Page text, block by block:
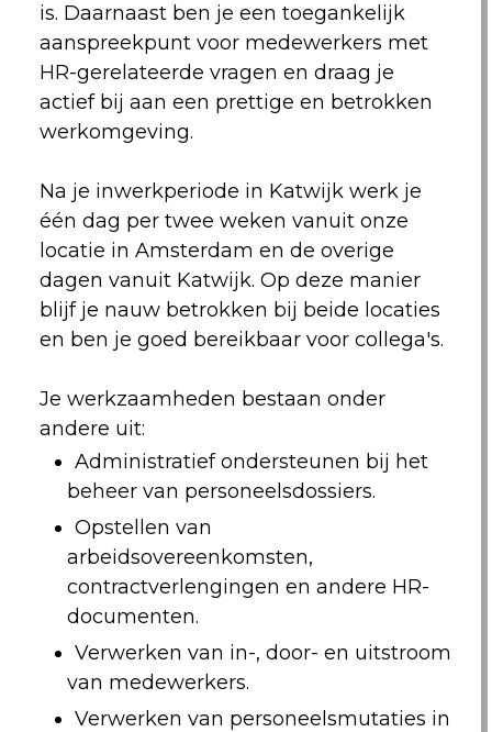
is. Daarnaast ben je een toegankelijk
aanspreekpunt voor medewerkers met
HR-gerelateerde vragen en draag je
actief bij aan een prettige en betrokken
werkomgeving.
Na je inwerkperiode in Katwijk werk je
één dag per twee weken vanuit onze
locatie in Amsterdam en de overige
dagen vanuit Katwijk. Op deze manier
blijf je nauw betrokken bij beide locaties
en ben je goed bereikbaar voor collega's.
Je werkzaamheden bestaan onder
andere uit:
Administratief ondersteunen bij het
beheer van personeelsdossiers.
Opstellen van
arbeidsovereenkomsten,
contractverlengingen en andere HR-
documenten.
Verwerken van in-, door- en uitstroom
van medewerkers.
Verwerken van personeelsmutaties in